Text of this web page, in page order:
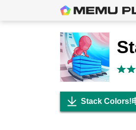
Stack Colors!